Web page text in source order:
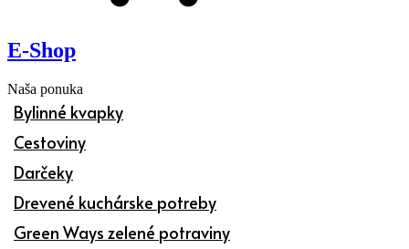
E-Shop
Naša ponuka
Bylinné kvapky
Cestoviny
Darčeky
Drevené kuchárske potreby
Green Ways zelené potraviny